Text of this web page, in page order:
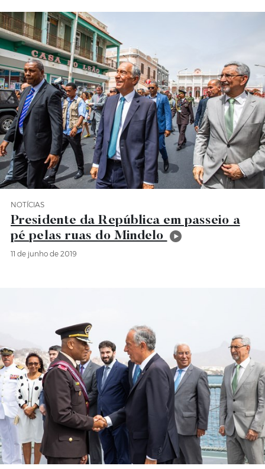
Categoria Notícias
NOTÍCIAS
Presidente da República em passeio a
pé pelas ruas do Mindelo
11 de junho de 2019